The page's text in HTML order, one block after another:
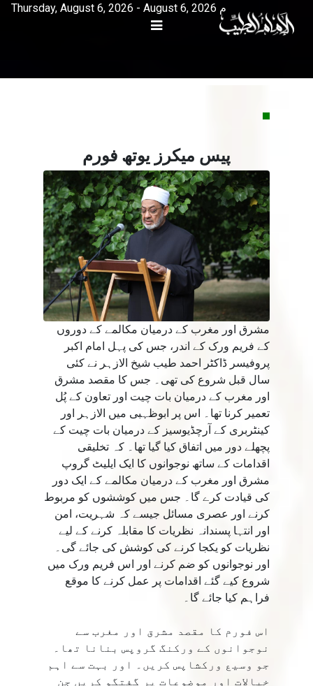
Thursday, August 6, 2026 - August 6, 2026 م
پیس میکرز یوتھ فورم
مشرق اور مغرب کے درمیان مکالمے کے دوروں
کے فریم ورک کے اندر، جس کی پہل امام اکبر
پروفیسر ڈاکٹر احمد طیب شیخ الازہر نے کئی
سال قبل شروع کی تھی۔ جس کا مقصد مشرق
اور مغرب کے درمیان بات چیت اور تعاون کے پُل
تعمیر کرنا تھا۔ اس پر ابوظہبی میں الازہر اور
کینٹربری کے آرچڈیوسیز کے درمیان بات چیت کے
پچھلے دور میں اتفاق کیا گیا تھا۔ کہ تخلیقی
اقدامات کے ساتھ نوجوانوں کا ایک ایلیٹ گروپ
مشرق اور مغرب کے درمیان مکالمے کے ایک دور
کی قیادت کرے گا۔ جس میں کوششوں کو مربوط
کرنے اور عصری مسائل جیسے کہ شہریت، امن
اور انتہا پسندانہ نظریات کا مقابلہ کرنے کے لیے
نظریات کو یکجا کرنے کی کوشش کی جائے گی۔
اور نوجوانوں کو ضم کرنے اور اس فریم ورک میں
شروع کیے گئے اقدامات پر عمل کرنے کا موقع
فراہم کیا جائے گا۔
اس فورم کا مقصد مشرق اور مغرب سے
نوجوانوں کے ورکنگ گروپس بنانا تھا۔
جو وسیع ورکشاپس کریں۔ اور بہت سے اہم
خیالات اور موضوعات پر گفتگو کریں جن